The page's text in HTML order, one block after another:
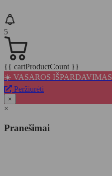
5
{{ cartProductCount }}
☀️ VASAROS IŠPARDAVIMAS
Peržiūrėti
×
×
Pranešimai